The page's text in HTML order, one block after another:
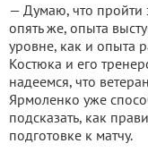
— Думаю, что пройти
опять же, опыта
уровне, как и опыта
Костюка и его
надеемся, что
Ярмоленко уже
подсказать, как
подготовке к матчу.